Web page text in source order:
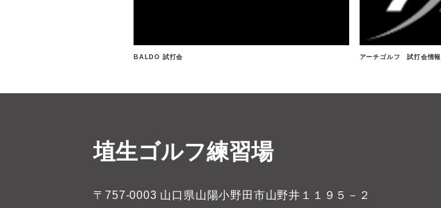
BALDO 試打会 アーチゴルフ 試打会情報
埴生ゴルフ練習場
〒757-0003 山口県山陽小野田市山野井１１９５－２